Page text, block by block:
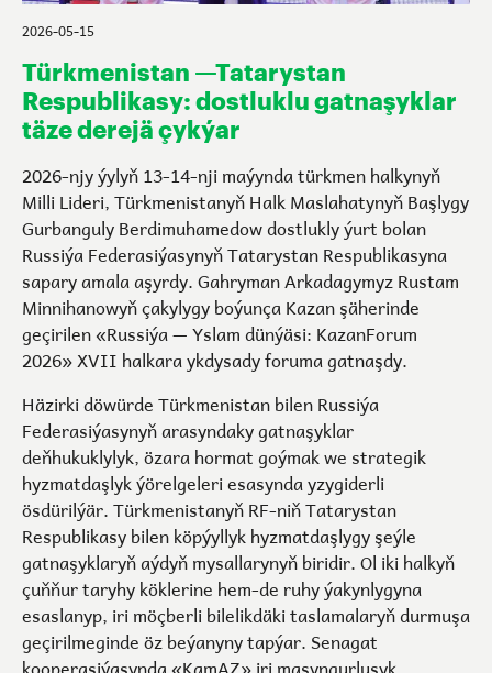
2026-05-15
Türkmenistan —Tatarystan
Respublikasy: dostluklu gatnaşyklar
täze derejä çykýar
2026-njy ýylyň 13-14-nji maýynda türkmen halkynyň
Milli Lideri, Türkmenistanyň Halk Maslahatynyň Başlygy
Gurbanguly Berdimuhamedow dostlukly ýurt bolan
Russiýa Federasiýasynyň Tatarystan Respublikasyna
sapary amala aşyrdy. Gahryman Arkadagymyz Rustam
Minnihanowyň çakylygy boýunça Kazan şäherinde
geçirilen «Russiýa — Yslam dünýäsi: KazanForum
2026» XVII halkara ykdysady foruma gatnaşdy.
Häzirki döwürde Türkmenistan bilen Russiýa
Federasiýasynyň arasyndaky gatnaşyklar
deňhukuklylyk, özara hormat goýmak we strategik
hyzmatdaşlyk ýörelgeleri esasynda yzygiderli
ösdürilýär. Türkmenistanyň RF-niň Tatarystan
Respublikasy bilen köpýyllyk hyzmatdaşlygy şeýle
gatnaşyklaryň aýdyň mysallarynyň biridir. Ol iki halkyň
çuňňur taryhy köklerine hem-de ruhy ýakynlygyna
esaslanyp, iri möçberli bilelikdäki taslamalaryň durmuşa
geçirilmeginde öz beýanyny tapýar. Senagat